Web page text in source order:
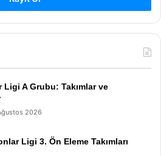
Ligi A Grubu: Takımlar ve
2026
Ligi 3. Ön Eleme Takımları